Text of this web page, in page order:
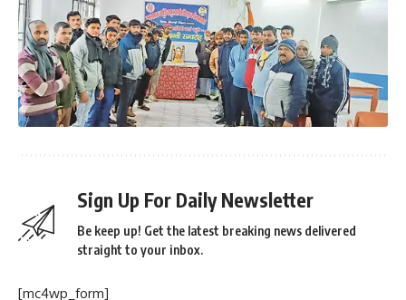
Sign Up For Daily Newsletter
Be keep up! Get the latest breaking news delivered
straight to your inbox.
[mc4wp_form]